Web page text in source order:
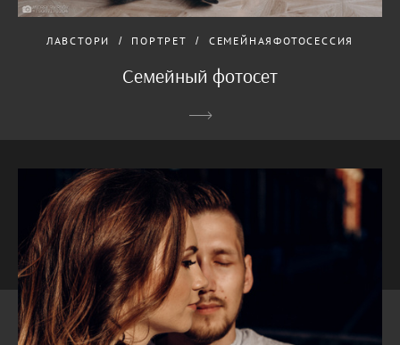
ЛАВСТОРИ ПОРТРЕТ СЕМЕЙНАЯФОТОСЕССИЯ
Семейный фотосет